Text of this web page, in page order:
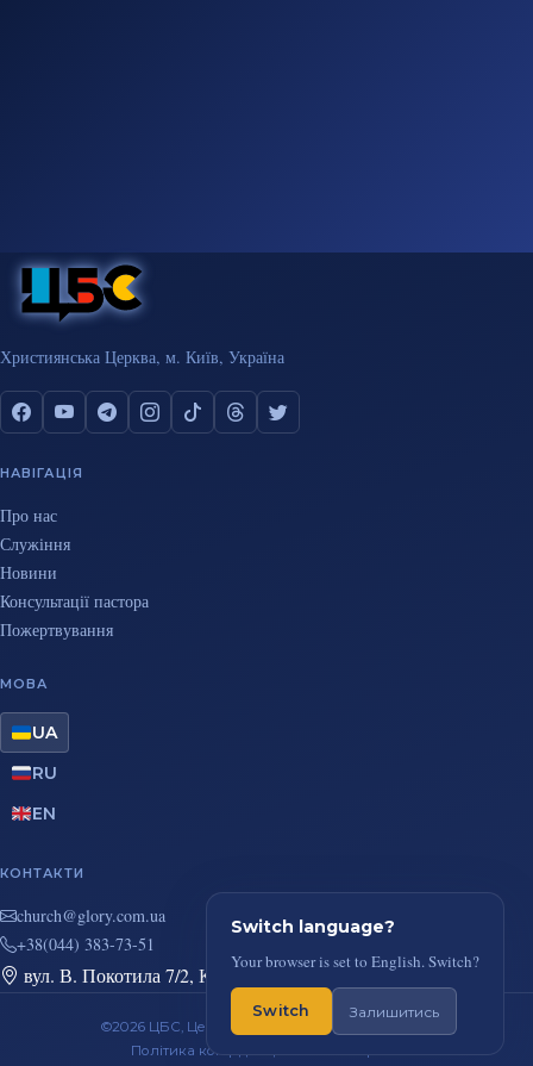
Християнська Церква, м. Київ, Україна
НАВІГАЦІЯ
Про нас
Служіння
Новини
Консультації пастора
Пожертвування
МОВА
UA
RU
EN
КОНТАКТИ
au.moc.yrolg@hcruhc
+38(044) 383-73-51
вул. В. Покотила 7/2, Київ
©2026 ЦБС, Церква Повного Євангелія, м. Київ
Політика конфіденційності
Switch language?
Your browser is set to English. Switch?
Switch Залишитись